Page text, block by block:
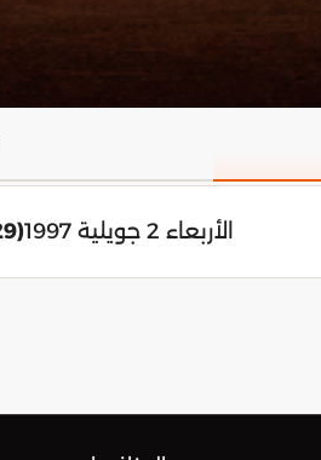
الأربعاء 2 جويلية 1997 (29 سنة)